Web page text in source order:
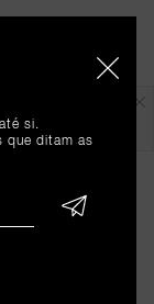
si.
que ditam as